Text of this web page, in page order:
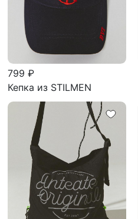
799 ₽
Кепка из STILMEN